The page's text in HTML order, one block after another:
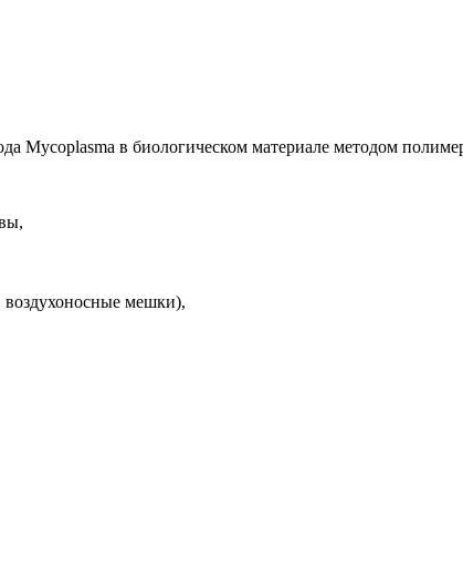
в биологическом материале методом
воздухоносные мешки),